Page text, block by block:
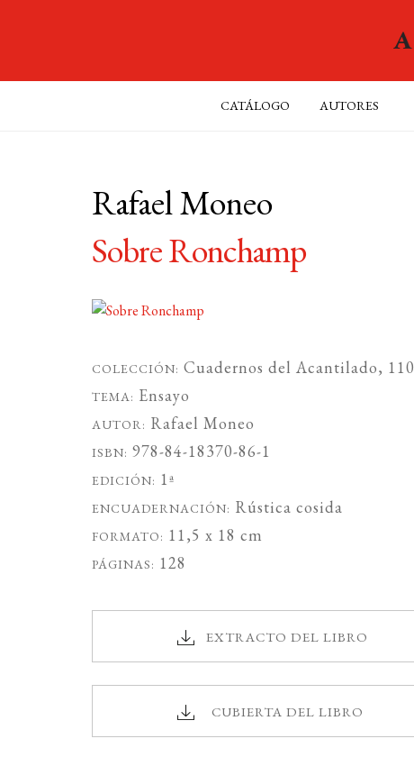
CATÁLOGO AUTORES
Rafael Moneo
Sobre Ronchamp
COLECCIÓN: Cuadernos del Acantilado, 110
TEMA: Ensayo
AUTOR: Rafael Moneo
ISBN: 978-84-18370-86-1
EDICIÓN: 1ª
ENCUADERNACIÓN: Rústica cosida
FORMATO: 11,5 x 18 cm
PÁGINAS: 128
EXTRACTO DEL LIBRO
CUBIERTA DEL LIBRO